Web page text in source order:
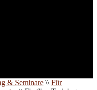
& Seminare \\ Für